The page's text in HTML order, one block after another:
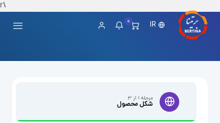
\r
IR
0
مرحله ۱ از ۳
شکل محصول